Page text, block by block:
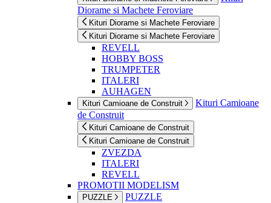
Diorame si Machete Feroviare
Kituri Diorame si Machete Feroviare
Kituri Diorame si Machete Feroviare
REVELL
HOBBY BOSS
TRUMPETER
ITALERI
AUHAGEN
Kituri Camioane de Construit
Kituri Camioane
de Construit
Kituri Camioane de Construit
Kituri Camioane de Construit
ZVEZDA
ITALERI
REVELL
PROMOTII MODELISM
PUZZLE PUZZLE